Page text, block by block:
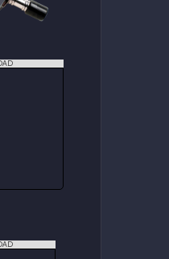
Recibí y financió